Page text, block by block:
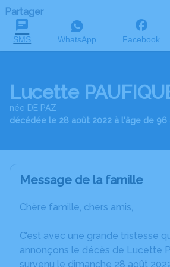
Partager
SMS WhatsApp Facebook
Lucette
née DE PAZ
décédée le 28 août 2022 à l'âge de 96
Message de la famille
Chère famille, chers amis,
C’est avec une grande tristesse
annonçons le décès de Lucette
survenu le dimanche 28 août